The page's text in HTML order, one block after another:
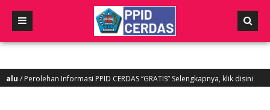
/ Perolehan Informasi PPID CERDAS “GRATIS” Selengkapnya, klik disini